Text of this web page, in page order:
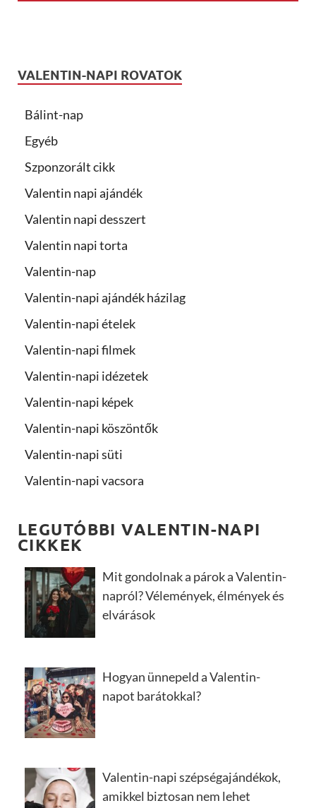
VALENTIN-NAPI ROVATOK
Bálint-nap
Egyéb
Szponzorált cikk
Valentin napi ajándék
Valentin napi desszert
Valentin napi torta
Valentin-nap
Valentin-napi ajándék házilag
Valentin-napi ételek
Valentin-napi filmek
Valentin-napi idézetek
Valentin-napi képek
Valentin-napi köszöntők
Valentin-napi süti
Valentin-napi vacsora
LEGUTÓBBI VALENTIN-NAPI
CIKKEK
Mit gondolnak a párok a Valentin-
napról? Vélemények, élmények és
elvárások
Hogyan ünnepeld a Valentin-
napot barátokkal?
Valentin-napi szépségajándékok,
amikkel biztosan nem lehet